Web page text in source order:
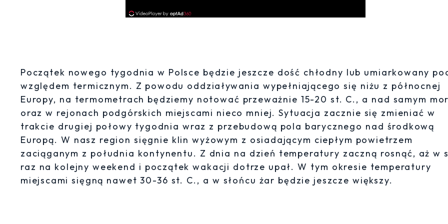
Początek nowego tygodnia w Polsce będzie jeszcze dość chłodny lub umiarkowany
względem termicznym. Z powodu oddziaływania wypełniającego się niżu z północnej
Europy, na termometrach będziemy notować przeważnie 15-20 st. C., a nad samym
oraz w rejonach podgórskich miejscami nieco mniej. Sytuacja zacznie się zmieniać w
trakcie drugiej połowy tygodnia wraz z przebudową pola barycznego nad środkową
Europą. W nasz region sięgnie klin wyżowym z osiadającym ciepłym powietrzem
zaciąganym z południa kontynentu. Z dnia na dzień temperatury zaczną rosnąć, aż w
raz na kolejny weekend i początek wakacji dotrze upał. W tym okresie temperatury
miejscami sięgną nawet 30-36 st. C., a w słońcu żar będzie jeszcze większy.